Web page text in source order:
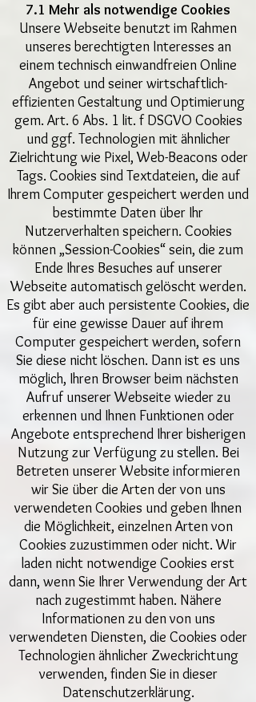
7.1 Mehr als notwendige Cookies
Unsere Webseite benutzt im Rahmen
unseres berechtigten Interesses an
einem technisch einwandfreien Online
Angebot und seiner wirtschaftlich-
effizienten Gestaltung und Optimierung
gem. Art. 6 Abs. 1 lit. f DSGVO Cookies
und ggf. Technologien mit ähnlicher
Zielrichtung wie Pixel, Web-Beacons oder
Tags. Cookies sind Textdateien, die auf
Ihrem Computer gespeichert werden und
bestimmte Daten über Ihr
Nutzerverhalten speichern. Cookies
können „Session-Cookies“ sein, die zum
Ende Ihres Besuches auf unserer
Webseite automatisch gelöscht werden.
Es gibt aber auch persistente Cookies, die
für eine gewisse Dauer auf ihrem
Computer gespeichert werden, sofern
Sie diese nicht löschen. Dann ist es uns
möglich, Ihren Browser beim nächsten
Aufruf unserer Webseite wieder zu
erkennen und Ihnen Funktionen oder
Angebote entsprechend Ihrer bisherigen
Nutzung zur Verfügung zu stellen. Bei
Betreten unserer Website informieren
wir Sie über die Arten der von uns
verwendeten Cookies und geben Ihnen
die Möglichkeit, einzelnen Arten von
Cookies zuzustimmen oder nicht. Wir
laden nicht notwendige Cookies erst
dann, wenn Sie Ihrer Verwendung der Art
nach zugestimmt haben. Nähere
Informationen zu den von uns
verwendeten Diensten, die Cookies oder
Technologien ähnlicher Zweckrichtung
verwenden, finden Sie in dieser
Datenschutzerklärung.